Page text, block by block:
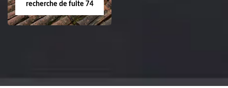
recherche de fuite 74